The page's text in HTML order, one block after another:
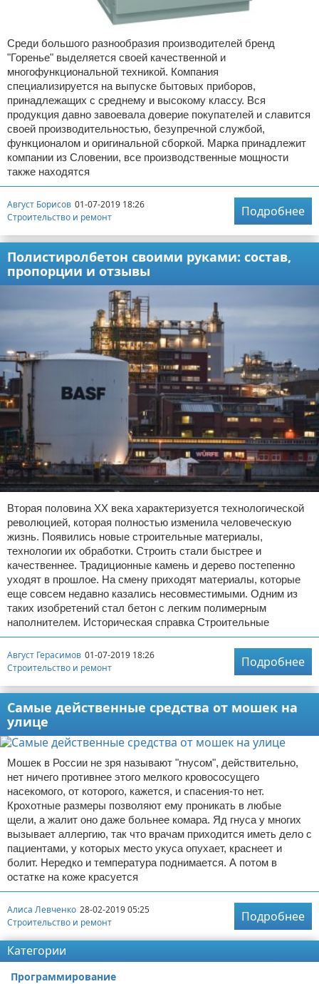
Среди большого разнообразия производителей бренд
"Горенье" выделяется своей качественной и
многофункциональной техникой. Компания
специализируется на выпуске бытовых приборов,
принадлежащих с среднему и высокому классу. Вся
продукция давно завоевала доверие покупателей и славится
своей производительностью, безупречной службой,
функционалом и оригинальной сборкой. Марка принадлежит
компании из Словении, все производственные мощности
также находятся
Август Борисов 01-07-2019 18:26
Строительство и ремонт
Подробнее
Полистиролбетон своими руками: состав,
пропорции и отзывы
Вторая половина XX века характеризуется технологической
революцией, которая полностью изменила человеческую
жизнь. Появились новые строительные материалы,
технологии их обработки. Строить стали быстрее и
качественнее. Традиционные камень и дерево постепенно
уходят в прошлое. На смену приходят материалы, которые
еще совсем недавно казались несовместимыми. Одним из
таких изобретений стал бетон с легким полимерным
наполнителем. Историческая справка Строительные
Август Герасимов 01-07-2019 18:26
Строительство и ремонт
Подробнее
Самые действенные средства от мошек на
улице
Мошек в России не зря называют "гнусом", действительно,
нет ничего противнее этого мелкого кровососущего
насекомого, от которого, кажется, и спасения-то нет.
Крохотные размеры позволяют ему проникать в любые
щели, а жалит оно даже больнее комара. Яд гнуса у многих
вызывает аллергию, так что врачам приходится иметь дело с
пациентами, у которых место укуса опухает, краснеет и
болит. Нередко и температура поднимается. А потом в
остатке на коже красуется
Алиса Левченко 28-02-2019 05:25
Строительство и ремонт
Подробнее
Категории
Программирование